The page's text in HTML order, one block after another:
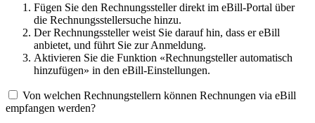
Fügen Sie den Rechnungssteller direkt im eBill-Portal über
die Rechnungsstellersuche hinzu.
Der Rechnungssteller weist Sie darauf hin, dass er eBill
anbietet, und führt Sie zur Anmeldung.
Aktivieren Sie die Funktion «Rechnungsteller automatisch
hinzufügen» in den eBill-Einstellungen.
Von welchen Rechnungstellern können Rechnungen via eBill
empfangen werden?